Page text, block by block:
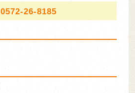
0572-26-8185